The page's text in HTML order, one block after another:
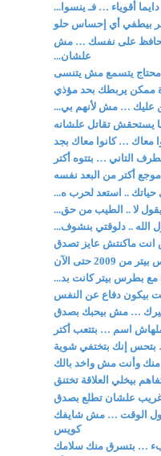
أقوياء … فـ ينسوا...
بيطفي أي إحساس حلو
تحافظ على نفسك … مش
علشان...
محتاج يتسمع مش يتنسى
ممكن يربطك بحد مؤذي
عليك … مش لأنهم بي...
يستحقش تقاتل علشانه
… كانوا معاك بجد
التاني … بتتوه أكتر
أكتر من البعد نفسه
حياتك .. استعد لحرب ه...
لا .. الطيب من حق...
الله .. دلوقتي بنشوف...
انت ماكنتش عايز تصدق
2009 حتى الآن
مع بطرس بيتر كانت بد...
بيكون دفاع عن النفس
غيرك … مش بيحبك بصدق
اسم … بتتعب أكتر
بتحس إنك بتختفي شوية
وأنت مش واخد بالك
بيخلي العلاقة تختنق
غريب علشان تطلع بصدق
الوقت … مش شايفك
كويس
… بتسرق منك سلامك